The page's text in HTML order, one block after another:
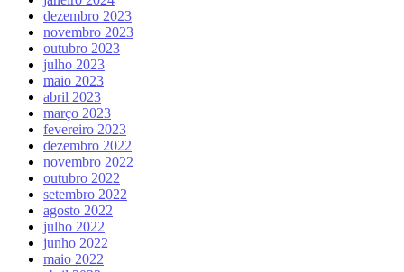
dezembro 2023
novembro 2023
outubro 2023
julho 2023
maio 2023
abril 2023
março 2023
fevereiro 2023
dezembro 2022
novembro 2022
outubro 2022
setembro 2022
agosto 2022
julho 2022
junho 2022
maio 2022